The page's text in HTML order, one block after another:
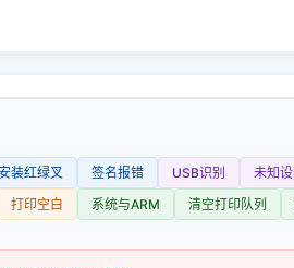
装红绿叉 签名报错 USB识别 未知
打印空白 系统与ARM 清空打印队列